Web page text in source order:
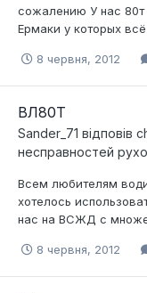
сожалению У нас 80т
Ермаки у которых
8 червня, 2012
ВЛ80Т
Sander_71 відповів
несправностей
Всем любителям
хотелось
нас на ВСЖД с
8 червня, 2012